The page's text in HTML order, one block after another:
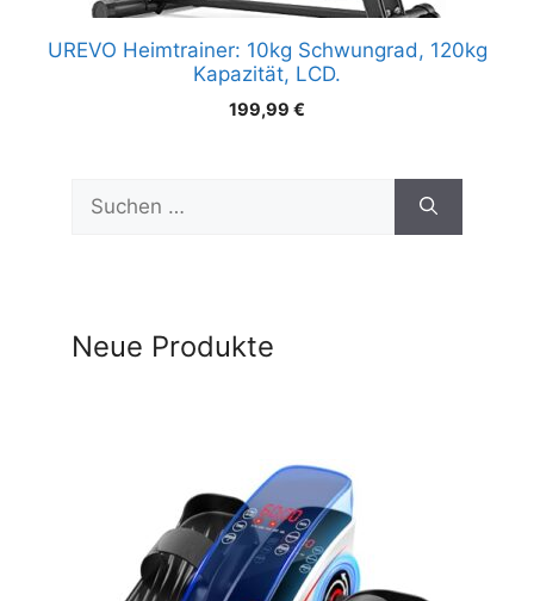
UREVO Heimtrainer: 10kg Schwungrad, 120kg
Kapazität, LCD.
199,99 €
Suchen
nach:
Neue Produkte